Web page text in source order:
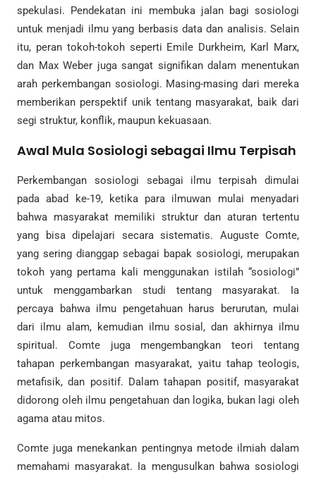
spekulasi. Pendekatan ini membuka jalan bagi sosiologi
untuk menjadi ilmu yang berbasis data dan analisis. Selain
itu, peran tokoh-tokoh seperti Emile Durkheim, Karl Marx,
dan Max Weber juga sangat signifikan dalam menentukan
arah perkembangan sosiologi. Masing-masing dari mereka
memberikan perspektif unik tentang masyarakat, baik dari
segi struktur, konflik, maupun kekuasaan.
Awal Mula Sosiologi sebagai Ilmu Terpisah
Perkembangan sosiologi sebagai ilmu terpisah dimulai
pada abad ke-19, ketika para ilmuwan mulai menyadari
bahwa masyarakat memiliki struktur dan aturan tertentu
yang bisa dipelajari secara sistematis. Auguste Comte,
yang sering dianggap sebagai bapak sosiologi, merupakan
tokoh yang pertama kali menggunakan istilah “sosiologi”
untuk menggambarkan studi tentang masyarakat. Ia
percaya bahwa ilmu pengetahuan harus berurutan, mulai
dari ilmu alam, kemudian ilmu sosial, dan akhirnya ilmu
spiritual. Comte juga mengembangkan teori tentang
tahapan perkembangan masyarakat, yaitu tahap teologis,
metafisik, dan positif. Dalam tahapan positif, masyarakat
didorong oleh ilmu pengetahuan dan logika, bukan lagi oleh
agama atau mitos.
Comte juga menekankan pentingnya metode ilmiah dalam
memahami masyarakat. Ia mengusulkan bahwa sosiologi